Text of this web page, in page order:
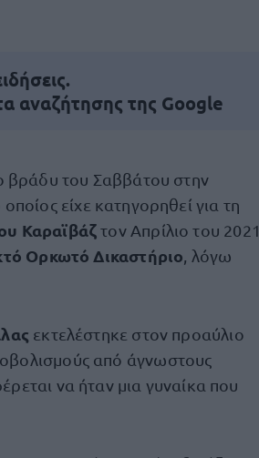
αναζήτησης της Google
βράδυ του Σαββάτου στην
οποίος είχε κατηγορηθεί για τη
Καραϊβάζτον Απρίλιο του 2021,
Ορκωτό Δικαστήριο , λόγω
εκτελέστηκε στον προαύλιο
από άγνωστους
να ήταν μια γυναίκα που